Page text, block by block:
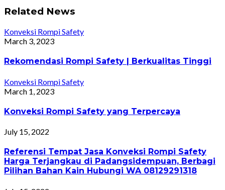
Related News
Konveksi Rompi Safety
March 3, 2023
Rekomendasi Rompi Safety | Berkualitas Tinggi
Konveksi Rompi Safety
March 1, 2023
Konveksi Rompi Safety yang Terpercaya
July 15, 2022
Referensi Tempat Jasa Konveksi Rompi Safety
Harga Terjangkau di Padangsidempuan, Berbagi
Pilihan Bahan Kain Hubungi WA 08129291318